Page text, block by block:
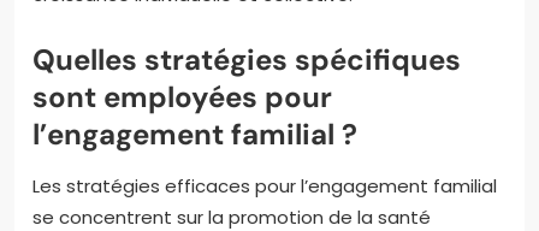
Quelles stratégies spécifiques
sont employées pour
l’engagement familial ?
Les stratégies efficaces pour l’engagement familial
se concentrent sur la promotion de la santé